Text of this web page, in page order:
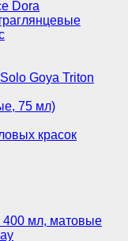
Dora
Goya Triton
75 мл)
красок
400 мл, матовые